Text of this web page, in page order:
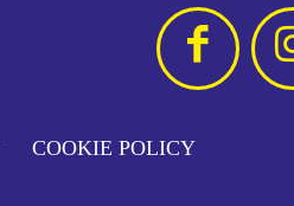
COOKIE POLICY